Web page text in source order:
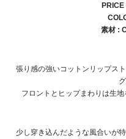
素材 :
張り感の強いコットンリップス
フロントとヒップまわりは生
少し穿き込んだような風合いが